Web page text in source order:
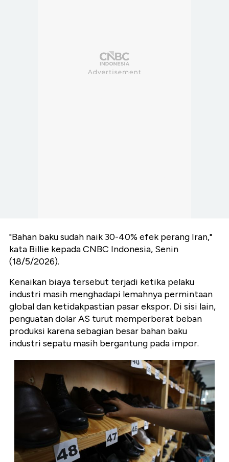
"Bahan baku sudah naik 30-40% efek perang Iran,"
kata Billie kepada CNBC Indonesia, Senin
(18/5/2026).
Kenaikan biaya tersebut terjadi ketika pelaku
industri masih menghadapi lemahnya permintaan
global dan ketidakpastian pasar ekspor. Di sisi lain,
penguatan dolar AS turut memperberat beban
produksi karena sebagian besar bahan baku
industri sepatu masih bergantung pada impor.